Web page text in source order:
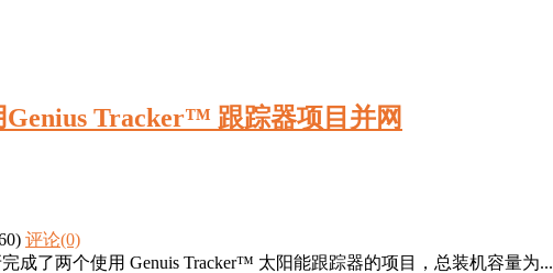
Genius Tracker™ 跟踪器项目并网
评论(0)
完成了两个使用 Genuis Tracker™ 太阳能跟踪器的项目，总装机容量为...